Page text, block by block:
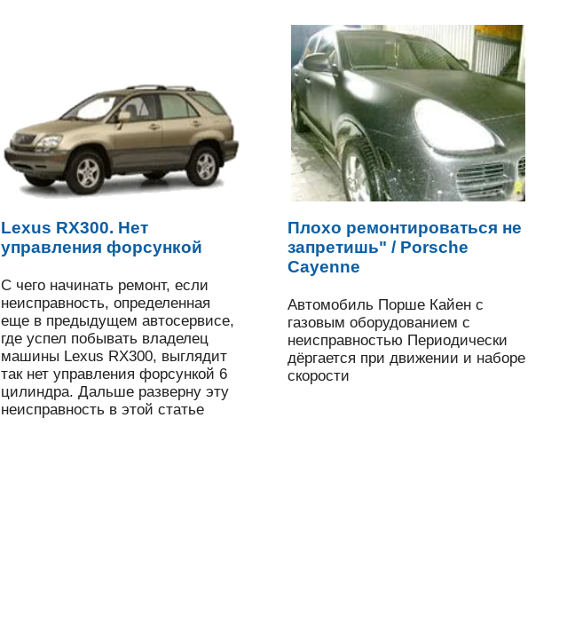
Lexus RX300. Нет
управления форсункой
С чего начинать ремонт, если
неисправность, определенная
еще в предыдущем автосервисе,
где успел побывать владелец
машины Lexus RX300, выглядит
так нет управления форсункой 6
цилиндра. Дальше разверну эту
неисправность в этой статье
Плохо ремонтироваться не
запретишь" / Porsche
Cayenne
Автомобиль Порше Кайен с
газовым оборудованием с
неисправностью Периодически
дёргается при движении и наборе
скорости